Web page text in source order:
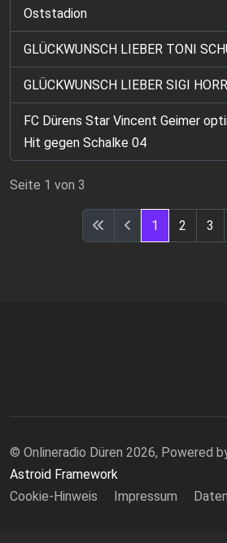
Oststadion
GLÜCKWUNSCH LIEBER TONI
GLÜCKWUNSCH LIEBER SIGI
FC Dürens Star Vincent Geimer
Hit gegen Schalke 04
Seite 1 von 3
1 2 3
© Onlineradio Düren 2026, Powered
Astroid Framework
Cookie-Hinweis
Impressum